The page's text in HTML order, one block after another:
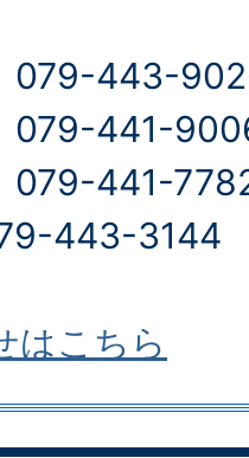
079-443-
079-441-
079-441-
443-3144
はこちら